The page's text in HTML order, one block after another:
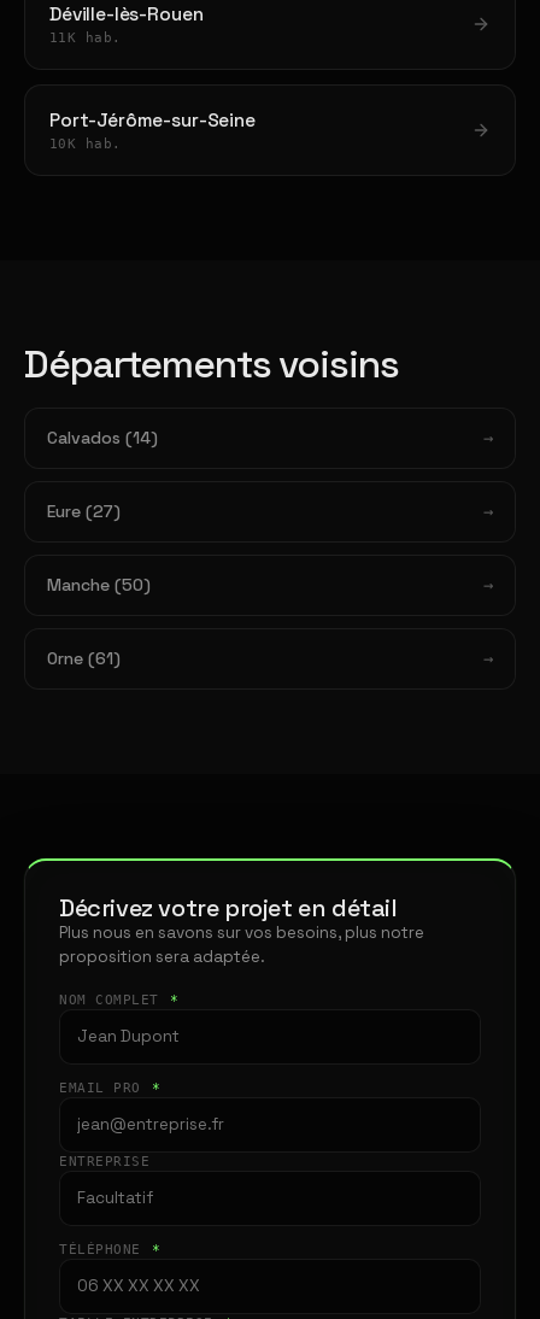
Déville-lès-Rouen
11K hab.
Port-Jérôme-sur-Seine
10K hab.
Départements voisins
Calvados (14)
Eure (27)
Manche (50)
Orne (61)
Décrivez votre projet en détail
Plus nous en savons sur vos besoins, plus notre
proposition sera adaptée.
NOM COMPLET *
EMAIL PRO *
ENTREPRISE
TÉLÉPHONE *